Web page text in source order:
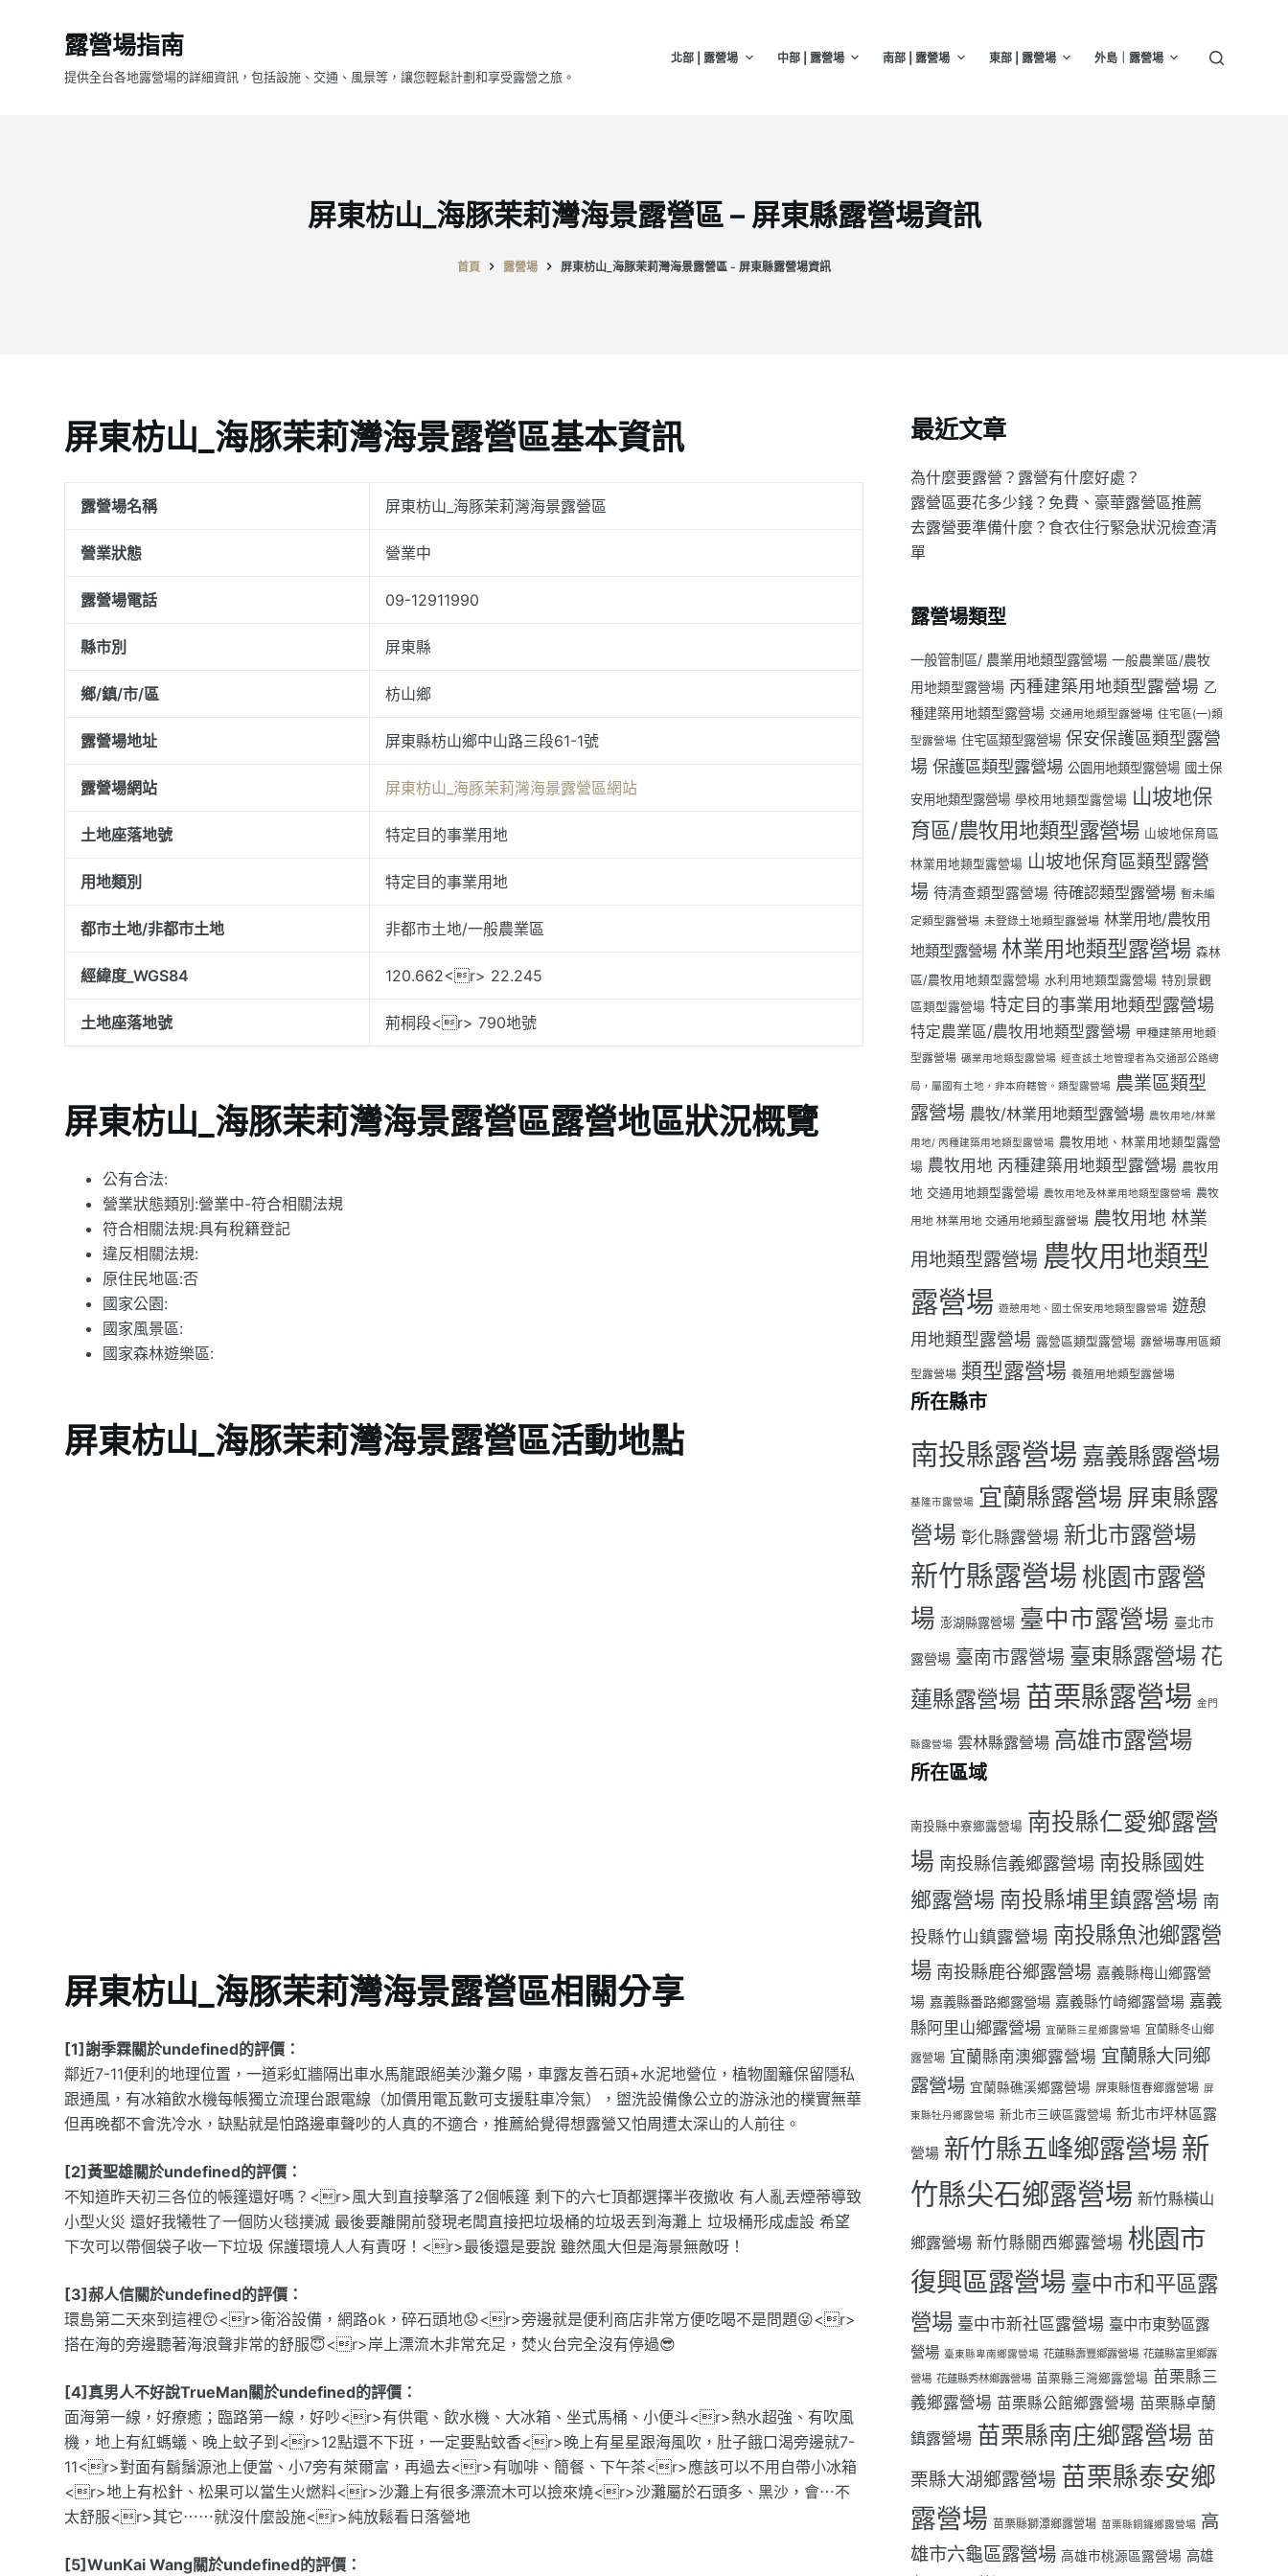
露營場指南
提供全台各地露營場的詳細資訊，包括設施、交通、風景等，讓您輕鬆計劃和享受露營之旅。
北部 | 露營場 中部 | 露營場 南部 | 露營場 東部 | 露營場 外島｜露營場
屏東枋山_海豚茉莉灣海景露營區 – 屏東縣露營場資訊
首頁 露營場 屏東枋山_海豚茉莉灣海景露營區 - 屏東縣露營場資訊
屏東枋山_海豚茉莉灣海景露營區基本資訊
露營場名稱 屏東枋山_海豚茉莉灣海景露營區
營業狀態 營業中
露營場電話 09-12911990
縣市別 屏東縣
鄉/鎮/市/區 枋山鄉
露營場地址 屏東縣枋山鄉中山路三段61-1號
露營場網站 屏東枋山_海豚茉莉灣海景露營區網站
土地座落地號 特定目的事業用地
用地類別 特定目的事業用地
都市土地/非都市土地 非都市土地/一般農業區
經緯度_WGS84 120.662<r> 22.245
土地座落地號 荊桐段<r> 790地號
屏東枋山_海豚茉莉灣海景露營區露營地區狀況概覽
公有合法:
營業狀態類別:營業中-符合相關法規
符合相關法規:具有稅籍登記
違反相關法規:
原住民地區:否
國家公園:
國家風景區:
國家森林遊樂區:
屏東枋山_海豚茉莉灣海景露營區活動地點
屏東枋山_海豚茉莉灣海景露營區相關分享
[1]謝季霖關於undefined的評價：
鄰近7-11便利的地理位置，一道彩虹牆隔出車水馬龍跟絕美沙灘夕陽，車露友善石頭+水泥地營位，植物圍籬保留隱私
跟通風，有冰箱飲水機每帳獨立流理台跟電線（加價用電瓦數可支援駐車冷氣），盥洗設備像公立的游泳池的樸實無華
但再晚都不會洗冷水，缺點就是怕路邊車聲吵的人真的不適合，推薦給覺得想露營又怕周遭太深山的人前往。
[2]黃聖雄關於undefined的評價：
不知道昨天初三各位的帳篷還好嗎？<r>風大到直接擊落了2個帳篷 剩下的六七頂都選擇半夜撤收 有人亂丟煙蒂導致
小型火災 還好我犧牲了一個防火毯撲滅 最後要離開前發現老闆直接把垃圾桶的垃圾丟到海灘上 垃圾桶形成虛設 希望
下次可以帶個袋子收一下垃圾 保護環境人人有責呀！<r>最後還是要說 雖然風大但是海景無敵呀！
[3]郝人信關於undefined的評價：
環島第二天來到這裡😙<r>衛浴設備，網路ok，碎石頭地😟<r>旁邊就是便利商店非常方便吃喝不是問題😜<r>
搭在海的旁邊聽著海浪聲非常的舒服😇<r>岸上漂流木非常充足，焚火台完全沒有停過😎
[4]真男人不好說TrueMan關於undefined的評價：
面海第一線，好療癒；臨路第一線，好吵<r>有供電、飲水機、大冰箱、坐式馬桶、小便斗<r>熱水超強、有吹風
機，地上有紅螞蟻、晚上蚊子到<r>12點還不下班，一定要點蚊香<r>晚上有星星跟海風吹，肚子餓口渴旁邊就7-
11<r>對面有鬍鬚源池上便當、小7旁有萊爾富，再過去<r>有咖啡、簡餐、下午茶<r>應該可以不用自帶小冰箱
<r>地上有松針、松果可以當生火燃料<r>沙灘上有很多漂流木可以撿來燒<r>沙灘屬於石頭多、黑沙，會⋯不
太舒服<r>其它⋯⋯就沒什麼設施<r>純放鬆看日落營地
[5]WunKai Wang關於undefined的評價：
最近文章
為什麼要露營？露營有什麼好處？
露營區要花多少錢？免費、豪華露營區推薦
去露營要準備什麼？食衣住行緊急狀況檢查清
單
露營場類型
一般管制區/ 農業用地類型露營場 一般農業區/農牧
用地類型露營場 丙種建築用地類型露營場 乙
種建築用地類型露營場 交通用地類型露營場 住宅區(一)類
型露營場 住宅區類型露營場 保安保護區類型露營
場 保護區類型露營場 公園用地類型露營場 國土保
安用地類型露營場 學校用地類型露營場 山坡地保
育區/農牧用地類型露營場 山坡地保育區
林業用地類型露營場 山坡地保育區類型露營
場 待清查類型露營場 待確認類型露營場 暫未編
定類型露營場 未登錄土地類型露營場 林業用地/農牧用
地類型露營場 林業用地類型露營場 森林
區/農牧用地類型露營場 水利用地類型露營場 特別景觀
區類型露營場 特定目的事業用地類型露營場
特定農業區/農牧用地類型露營場 甲種建築用地類
型露營場 礦業用地類型露營場 經查該土地管理者為交通部公路總
局，屬國有土地，非本府轄管。類型露營場 農業區類型
露營場 農牧/林業用地類型露營場 農牧用地/林業
用地/ 丙種建築用地類型露營場 農牧用地、林業用地類型露營
場 農牧用地 丙種建築用地類型露營場 農牧用
地 交通用地類型露營場 農牧用地及林業用地類型露營場 農牧
用地 林業用地 交通用地類型露營場 農牧用地 林業
用地類型露營場 農牧用地類型
露營場 遊憩用地、國土保安用地類型露營場 遊憩
用地類型露營場 露營區類型露營場 露營場專用區類
型露營場 類型露營場 養殖用地類型露營場
所在縣市
南投縣露營場 嘉義縣露營場
基隆市露營場 宜蘭縣露營場 屏東縣露
營場 彰化縣露營場 新北市露營場
新竹縣露營場 桃園市露營
場 澎湖縣露營場 臺中市露營場 臺北市
露營場 臺南市露營場 臺東縣露營場 花
蓮縣露營場 苗栗縣露營場 金門
縣露營場 雲林縣露營場 高雄市露營場
所在區域
南投縣中寮鄉露營場 南投縣仁愛鄉露營
場 南投縣信義鄉露營場 南投縣國姓
鄉露營場 南投縣埔里鎮露營場 南
投縣竹山鎮露營場 南投縣魚池鄉露營
場 南投縣鹿谷鄉露營場 嘉義縣梅山鄉露營
場 嘉義縣番路鄉露營場 嘉義縣竹崎鄉露營場 嘉義
縣阿里山鄉露營場 宜蘭縣三星鄉露營場 宜蘭縣冬山鄉
露營場 宜蘭縣南澳鄉露營場 宜蘭縣大同鄉
露營場 宜蘭縣礁溪鄉露營場 屏東縣恆春鄉露營場 屏
東縣牡丹鄉露營場 新北市三峽區露營場 新北市坪林區露
營場 新竹縣五峰鄉露營場新
竹縣尖石鄉露營場 新竹縣橫山
鄉露營場 新竹縣關西鄉露營場 桃園市
復興區露營場 臺中市和平區露
營場 臺中市新社區露營場 臺中市東勢區露
營場 臺東縣卑南鄉露營場 花蓮縣壽豐鄉露營場 花蓮縣富里鄉露
營場 花蓮縣秀林鄉露營場 苗栗縣三灣鄉露營場 苗栗縣三
義鄉露營場 苗栗縣公館鄉露營場 苗栗縣卓蘭
鎮露營場 苗栗縣南庄鄉露營場 苗
栗縣大湖鄉露營場 苗栗縣泰安鄉
露營場 苗栗縣獅潭鄉露營場 苗栗縣銅鑼鄉露營場 高
雄市六龜區露營場 高雄市桃源區露營場 高雄